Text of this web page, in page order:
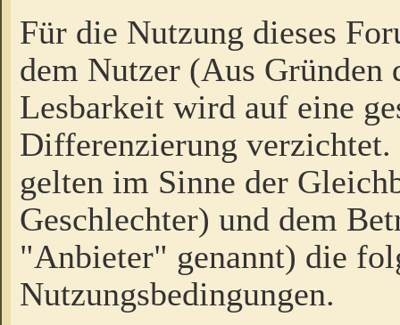
Für die Nutzung dieses
dem Nutzer (Aus Gründen
Lesbarkeit wird auf eine
Differenzierung
gelten im Sinne der
Geschlechter) und dem
"Anbieter" genannt) die
Nutzungsbedingungen.